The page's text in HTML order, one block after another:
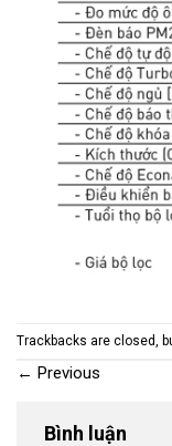
Trackbacks are closed,
← Previous
Bình luận